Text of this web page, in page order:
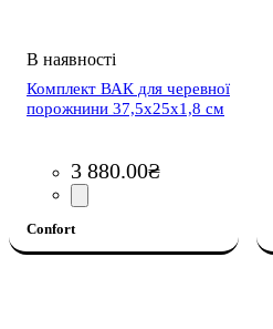
Комплект ВАК для черевної
порожнини 37,5х25х1,8 см
3 880.00₴
Confort